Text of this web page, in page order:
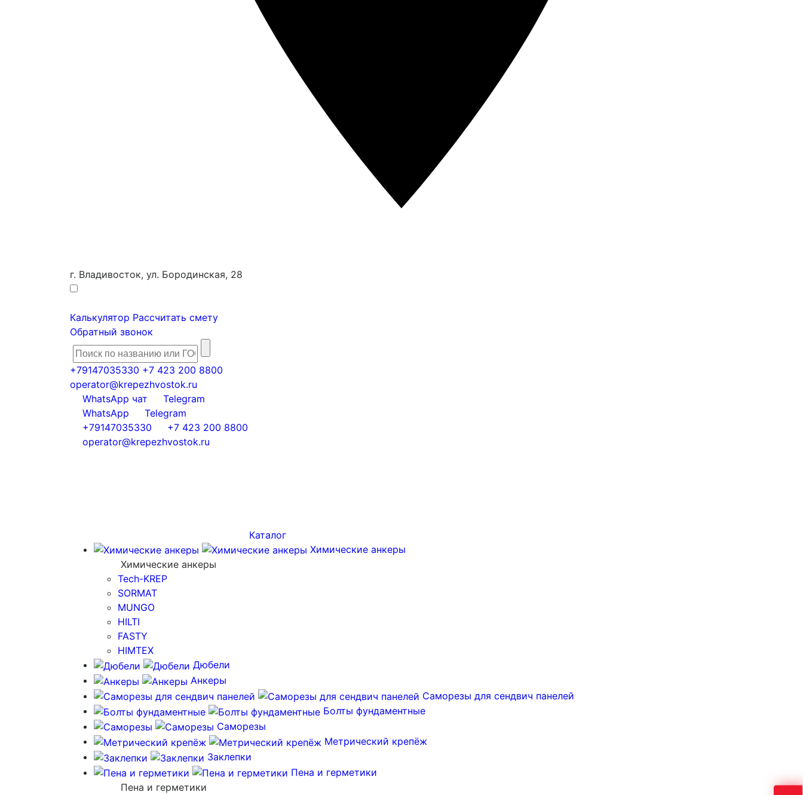
г. Владивосток, ул. Бородинская, 28
Калькулятор Рассчитать смету
Обратный звонок
+79147035330 +7 423 200 8800
operator@krepezhvostok.ru
WhatsApp чат
Telegram
WhatsApp
Telegram
+79147035330
+7 423 200 8800
operator@krepezhvostok.ru
Каталог
Химические анкеры
Химические анкеры
Tech-KREP
SORMAT
MUNGO
HILTI
FASTY
HIMTEX
Дюбели
Анкеры
Саморезы для сендвич панелей
Болты фундаментные
Саморезы
Метрический крепёж
Заклепки
Пена и герметики
Пена и герметики